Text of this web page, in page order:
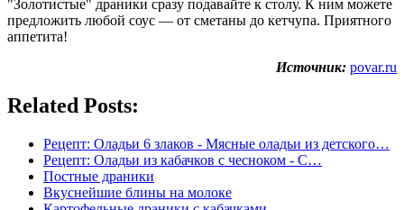
"Золотистые" драники сразу подавайте к столу. К ним можете
предложить любой соус — от сметаны до кетчупа. Приятного
аппетита!
Источник: povar.ru
Related Posts:
Рецепт: Оладьи 6 злаков - Мясные оладьи из детского…
Рецепт: Оладьи из кабачков с чесноком - С…
Постные драники
Вкуснейшие блины на молоке